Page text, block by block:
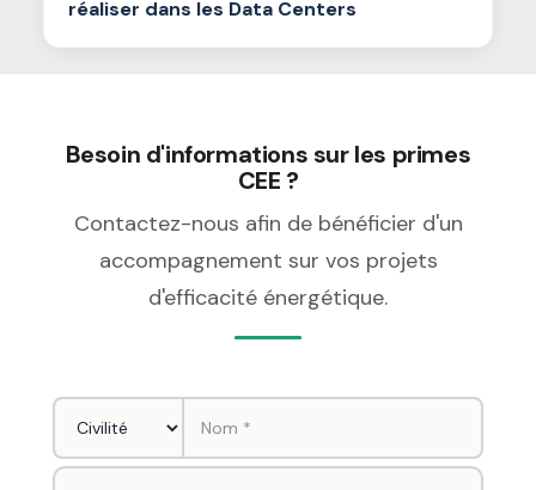
réaliser dans les Data Centers
Besoin d'informations sur les primes
CEE ?
Contactez-nous afin de bénéficier d'un
accompagnement sur vos projets
d'efficacité énergétique.